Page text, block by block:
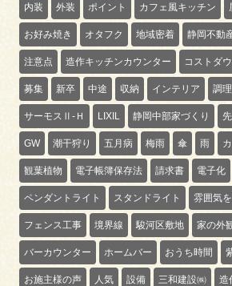
内装 外装 ポイント カフェ風キッチン
お好み焼き オタフク 地域密着 静岡不動
注意点 造作キッチンカウンター コストダ
募集 新卒 中途 収納 インテリア 調
サーモスⅡ-Ｈ LIXIL 静岡中部家づくり
GW 潮干狩り 五月病 梅雨 傘 雨
観葉植物 電子帳簿保存法 請求書 電子化
ペンダントライト スタンドライト 雰囲気
フェンス工事 境界線 駿河区敷地 家の外
バーカウンター ホームバー おうち時間
お施主様の声 人気 設備 三和建設㈱ 造